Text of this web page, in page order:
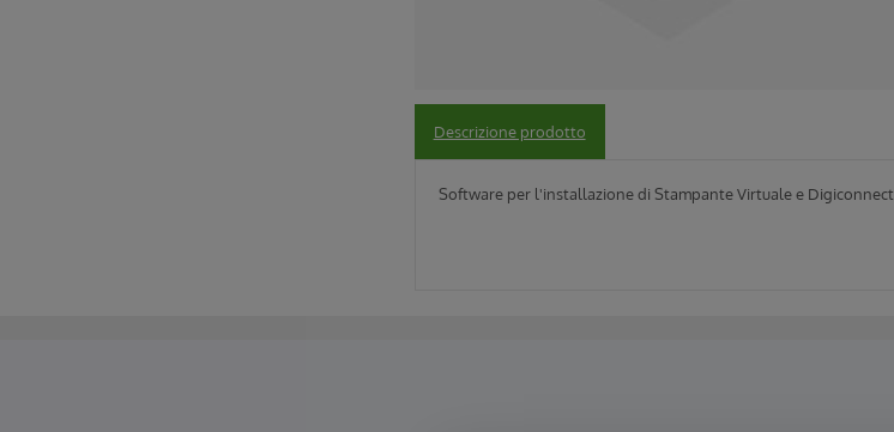
Descrizione prodotto
Software per l'installazione di Stampante Virtuale e Digiconnect